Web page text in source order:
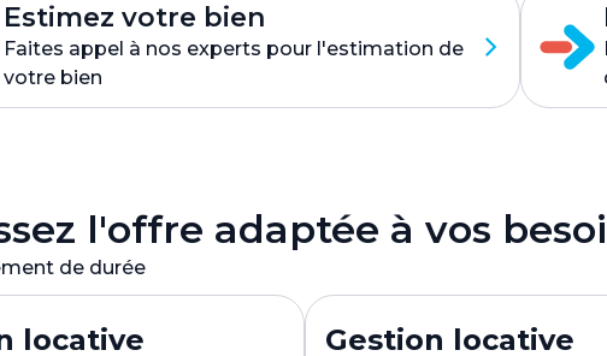
Estimez votre bien
Faites appel à nos experts pour l'estimation de
votre bien
l'offre adaptée à vos
de durée
locative
Gestion locative